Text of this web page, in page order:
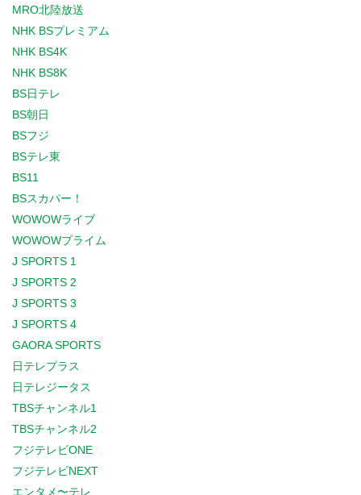
MRO北陸放送
NHK BSプレミアム
NHK BS4K
NHK BS8K
BS日テレ
BS朝日
BSフジ
BSテレ東
BS11
BSスカパー！
WOWOWライブ
WOWOWプライム
J SPORTS 1
J SPORTS 2
J SPORTS 3
J SPORTS 4
GAORA SPORTS
日テレプラス
日テレジータス
TBSチャンネル1
TBSチャンネル2
フジテレビONE
フジテレビNEXT
エンタメ〜テレ